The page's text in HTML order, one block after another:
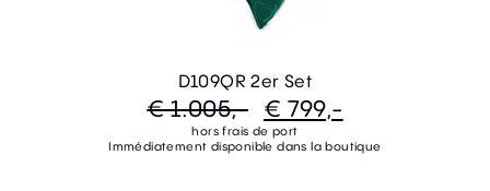
D109QR 2er Set
€ 1.005,- € 799,-
hors frais de port
Immédiatement disponible dans la boutique